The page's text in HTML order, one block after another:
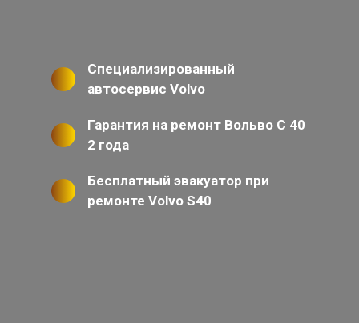
Специализированный
автосервис Volvo
Гарантия на ремонт Вольво С 40
2 года
Бесплатный эвакуатор при
ремонте Volvo S40